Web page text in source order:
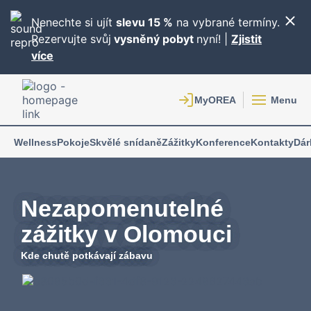
Nenechte si ujít slevu 15 % na vybrané termíny.
Rezervujte svůj vysněný pobyt nyní! |
Zjistit
více
Menu
WellnessPokojeSkvělé snídaněZážitkyKonferenceKontakty
Nezapomenutelné
zážitky v Olomouci
Kde chutě potkávají zábavu